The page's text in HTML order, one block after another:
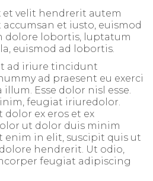
et velit hendrerit autem
et iusto, euismod
dolore lobortis, luptatum
euismod ad lobortis.
ad iriure tincidunt
ad praesent eu exerci
Esse dolor nisl esse.
feugiat iriuredolor.
dolor ex eros et ex
ut dolor duis minim
enim in elit, suscipit quis ut
hendrerit. Ut odio,
feugiat adipiscing